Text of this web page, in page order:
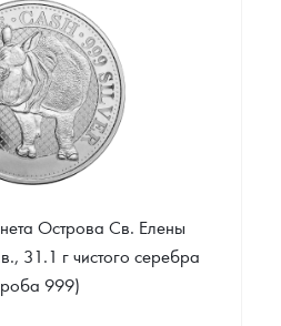
выкупа
Звоните
Острова Св. Елены
31.1 г чистого серебра
999)